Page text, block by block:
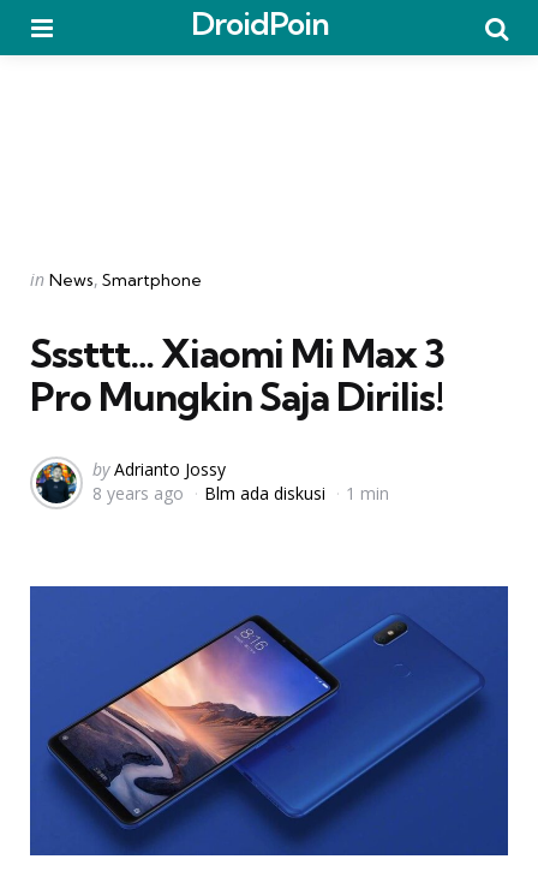
DroidPoin
Categories
Posted
in News Smartphone
Sssttt… Xiaomi Mi Max 3
Pro Mungkin Saja Dirilis!
Posted
by
by Adrianto Jossy
8 years ago
Blm ada diskusi 1 min